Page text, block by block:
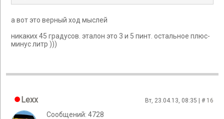
а вот это верный ход мыслей
никаких 45 градусов. эталон это 3 и 5 пинт. остальное плюс-
минус литр )))
Lexx Вт, 23.04.13, 08:35 | # 16
Сообщений: 4728